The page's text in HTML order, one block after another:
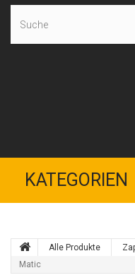
KATEGORIEN
Alle Produkte
Matic